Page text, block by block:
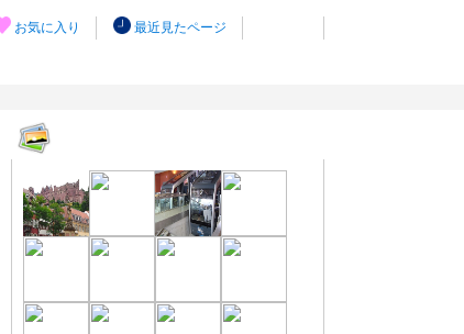
お気に入り 最近見たページ